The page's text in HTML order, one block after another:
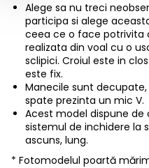
Alege sa nu treci
participa si alege
ceea ce o face potrivita
realizata din voal cu o
sclipici. Croiul este in
este fix.
Manecile sunt
spate prezinta un mic V.
Acest model dispune de
sistemul de inchidere la
ascuns, lung.
* Fotomodelul poartă